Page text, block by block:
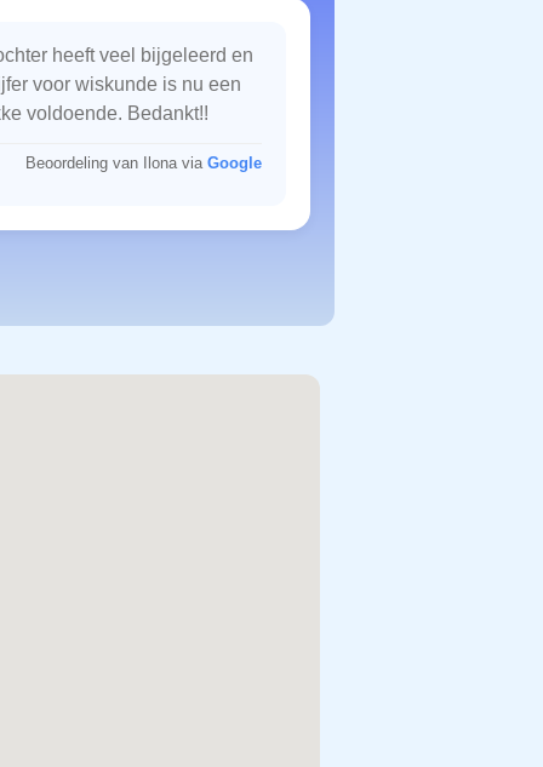
heeft veel bijgeleerd en
voor wiskunde is nu een
voldoende. Bedankt!!
Beoordeling van Ilona via Google